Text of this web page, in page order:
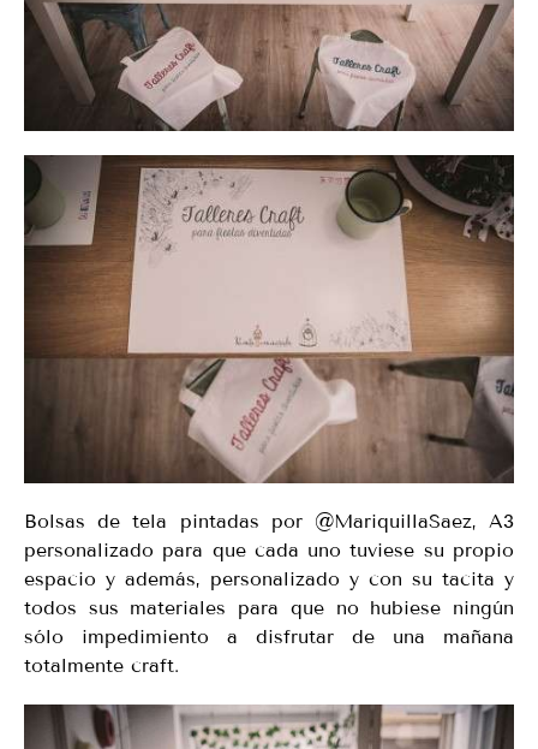
Bolsas de tela pintadas por @MariquillaSaez, A3
personalizado para que cada uno tuviese su propio
espacio y además, personalizado y con su tacita y
todos sus materiales para que no hubiese ningún
sólo impedimiento a disfrutar de una mañana
totalmente craft.